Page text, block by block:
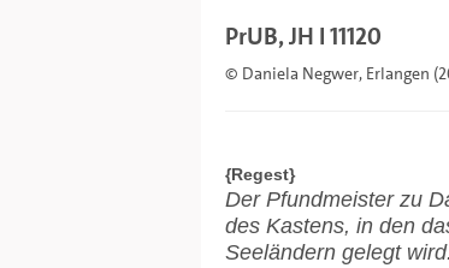
PrUB, JH I 11120
© Daniela Negwer, Erlangen
{Regest}
Der Pfundmeister zu
des Kastens, in den
Seeländern gelegt wird.